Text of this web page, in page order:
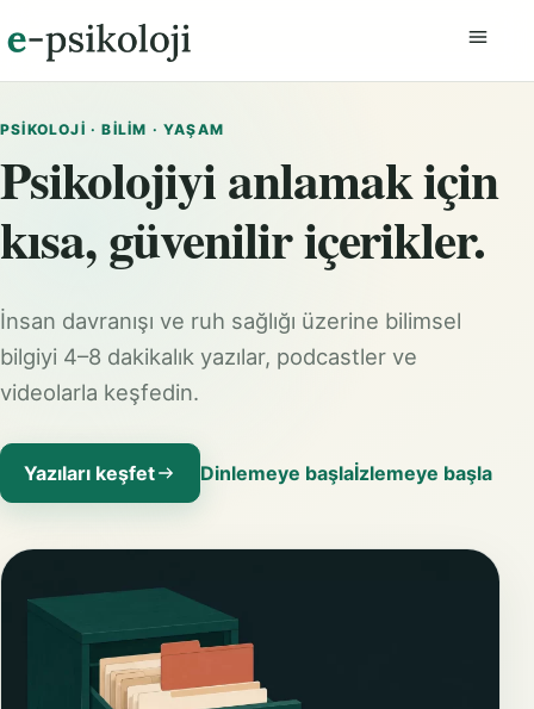
PSIKOLOJI · BILIM · YAŞAM
Psikolojiyi anlamak için
kısa, güvenilir içerikler.
İnsan davranışı ve ruh sağlığı üzerine bilimsel
bilgiyi 4–8 dakikalık yazılar, podcastler ve
videolarla keşfedin.
Yazıları keşfet Dinlemeye başlaİzlemeye başla